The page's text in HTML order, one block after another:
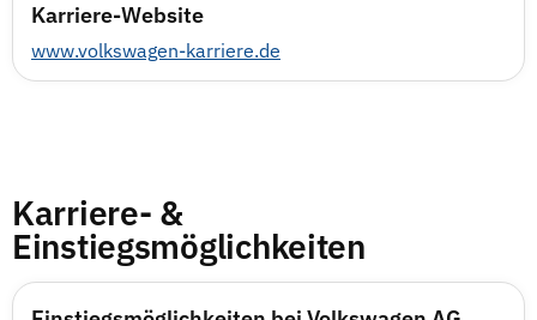
Karriere-Website
www.volkswagen-karriere.de
Karriere- &
Einstiegsmöglichkeiten